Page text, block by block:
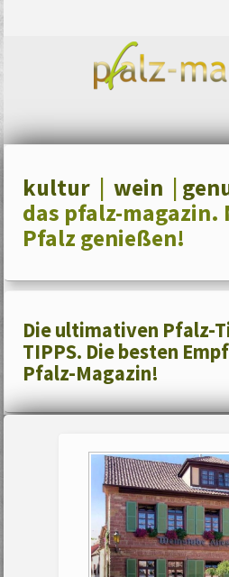
kultur |wein |
das pfalz-magazin.
Pfalz genießen!
Die ultimativen Pfalz-
TIPPS. Die besten
Pfalz-Magazin!